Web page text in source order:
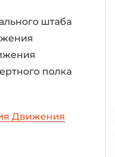
штаба
полка
Движения